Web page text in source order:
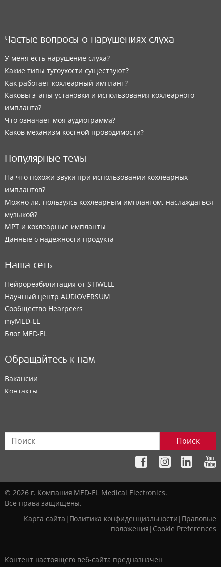
Частые вопросы о нарушениях слуха
У меня есть нарушение слуха?
Какие типы тугоухости существуют?
Как работает кохлеарный имплант?
Каковы этапы установки и использования кохлеарного
импланта?
Что означает моя аудиограмма?
Каков механизм костной проводимости?
Популярные темы
На что похожи звуки при использовании кохлеарных
имплантов?
Можно ли, пользуясь кохлеарным имплантом, наслаждаться
музыкой?
МРТ и кохлеарные импланты
Данные о надежности продукта
Наша сеть
Нейрореабилитация от STIWELL
Научный центр AUDIOVERSUM
Сообщество Hearpeers
myMED‑EL
Блог MED-EL
Обращайтесь к нам
Вакансии
Контакты
Поиск
© 2026 г. Компания MED-EL Medical Electronics.
Все права защищены.
Карта сайта | Политика конфиденциальности | Правовые
положения | Cookie Preferences
Контент настоящего веб-сайта предназначен